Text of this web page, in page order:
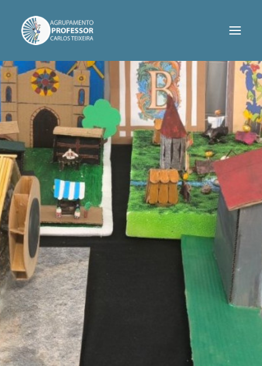
AGRUPAMENTO
SERVIÇOS
INFORMAÇÕES
PROJETOS
CONTACTOS
ASSOCIAÇÃO DE PAIS
SEARCH